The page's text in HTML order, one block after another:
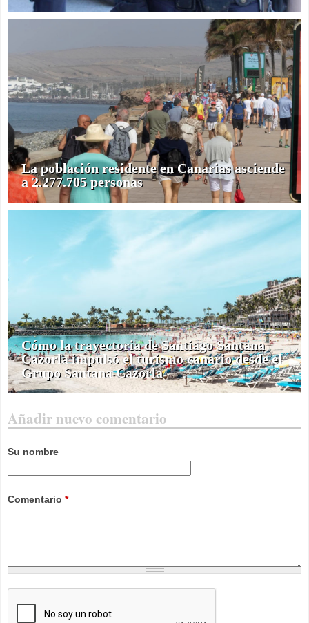
La población residente en Canarias asciende
a 2.277.705 personas
Cómo la trayectoria de Santiago Santana
Cazorla impulsó el turismo canario desde el
Grupo Santana Cazorla
Añadir nuevo comentario
Su nombre
Comentario *